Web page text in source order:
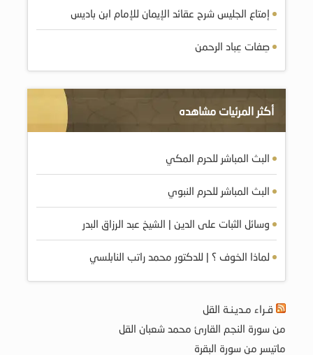
إمتاع الجليس شرح عقائد الإيمان للإمام ابن باديس
صِفات عِباد الرحمن
أكثر المرئيات مشاهده
البث المباشر للحرم المكي
البث المباشر للحرم النبوي
وسائل الثبات على الدين | الشيخ عبد الرزاق البدر
لماذا الخوف ؟ | للدكتور محمد راتب النابلسي
قـراء مـديـنـة القل
من سورة النجم القارئ محمد شعبان القل
ماتيسر من سورة البقرة